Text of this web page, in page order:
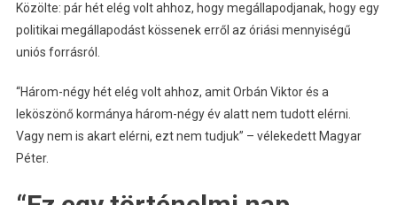
Közölte: pár hét elég volt ahhoz, hogy megállapodjanak, hogy egy
politikai megállapodást kössenek erről az óriási mennyiségű
uniós forrásról.
“Három-négy hét elég volt ahhoz, amit Orbán Viktor és a
leköszönő kormánya három-négy év alatt nem tudott elérni.
Vagy nem is akart elérni, ezt nem tudjuk” – vélekedett Magyar
Péter.